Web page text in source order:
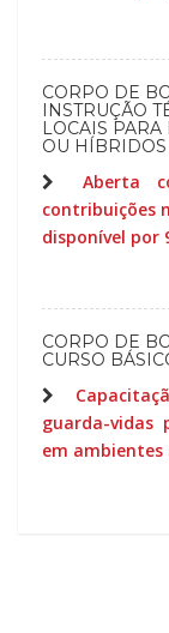
CORPO DE
INSTRUÇÃO
LOCAIS PARA
OU HÍBRIDOS
Aberta
contribuições
disponível por
CORPO DE
CURSO
guarda-vidas
em ambientes